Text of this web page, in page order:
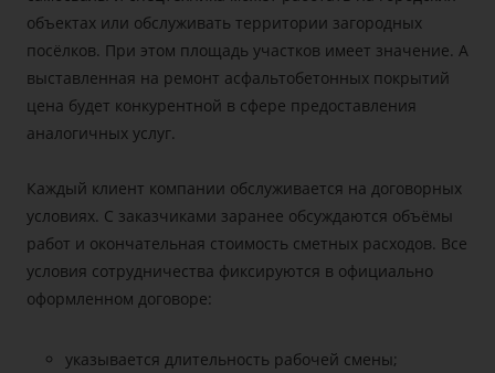
объектах или обслуживать территории загородных
посёлков. При этом площадь участков имеет значение. А
выставленная на ремонт асфальтобетонных покрытий
цена будет конкурентной в сфере предоставления
аналогичных услуг.
Каждый клиент компании обслуживается на договорных
условиях. С заказчиками заранее обсуждаются объёмы
работ и окончательная стоимость сметных расходов. Все
условия сотрудничества фиксируются в официально
оформленном договоре:
указывается длительность рабочей смены;